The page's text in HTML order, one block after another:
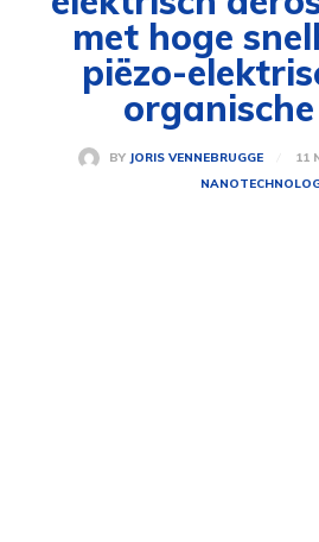
met hoge
piëzo-
BY JORIS VENNEBRUGGE
11